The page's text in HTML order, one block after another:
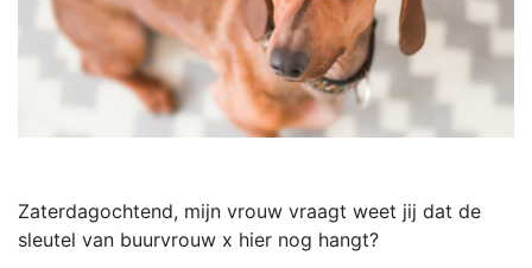
Zaterdagochtend, mijn vrouw vraagt weet jij dat de
sleutel van buurvrouw x hier nog hangt?